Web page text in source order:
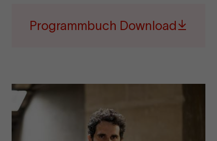
Programmbuch Download